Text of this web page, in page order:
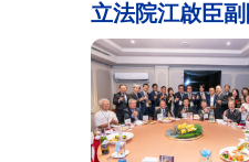
立法院江啟臣